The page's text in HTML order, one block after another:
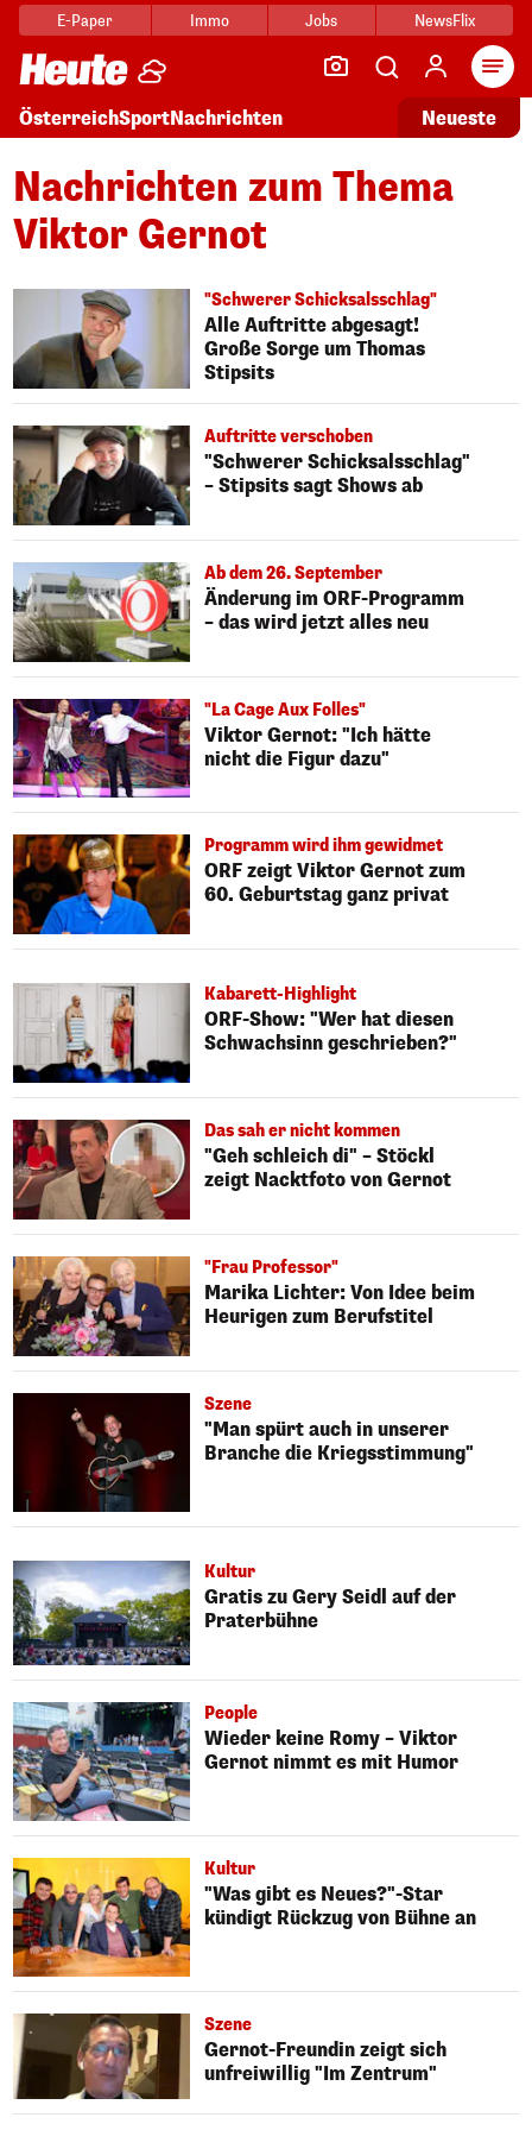
E-Paper Immo Jobs NewsFlix
ÖsterreichSportNachrichten Neueste
Nachrichten zum Thema
Viktor Gernot
"Schwerer Schicksalsschlag"
Alle Auftritte abgesagt!
Große Sorge um Thomas
Stipsits
Auftritte verschoben
"Schwerer Schicksalsschlag"
– Stipsits sagt Shows ab
Ab dem 26. September
Änderung im ORF-Programm
– das wird jetzt alles neu
"La Cage Aux Folles"
Viktor Gernot: "Ich hätte
nicht die Figur dazu"
Programm wird ihm gewidmet
ORF zeigt Viktor Gernot zum
60. Geburtstag ganz privat
Kabarett-Highlight
ORF-Show: "Wer hat diesen
Schwachsinn geschrieben?"
Das sah er nicht kommen
"Geh schleich di" – Stöckl
zeigt Nacktfoto von Gernot
"Frau Professor"
Marika Lichter: Von Idee beim
Heurigen zum Berufstitel
Szene
"Man spürt auch in unserer
Branche die Kriegsstimmung"
Kultur
Gratis zu Gery Seidl auf der
Praterbühne
People
Wieder keine Romy – Viktor
Gernot nimmt es mit Humor
Kultur
"Was gibt es Neues?"-Star
kündigt Rückzug von Bühne an
Szene
Gernot-Freundin zeigt sich
unfreiwillig "Im Zentrum"